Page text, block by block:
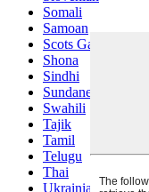
Somali
Samoan
Scots Gaelic
Shona
Sindhi
Sundanese
Swahili
Tajik
Tamil
Telugu
Thai
Ukrainian